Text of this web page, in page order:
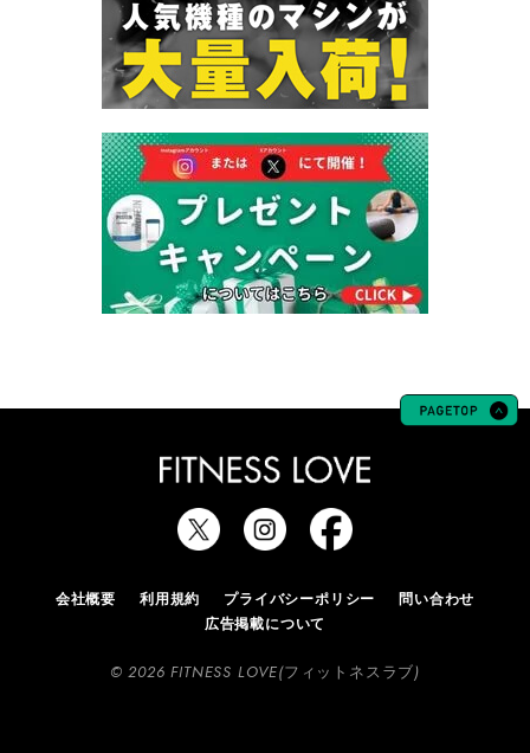
会社概要 利用規約 プライバシーポリシー
問い合わせ
広告掲載について
© 2026 FITNESS LOVE(フィットネスラブ)